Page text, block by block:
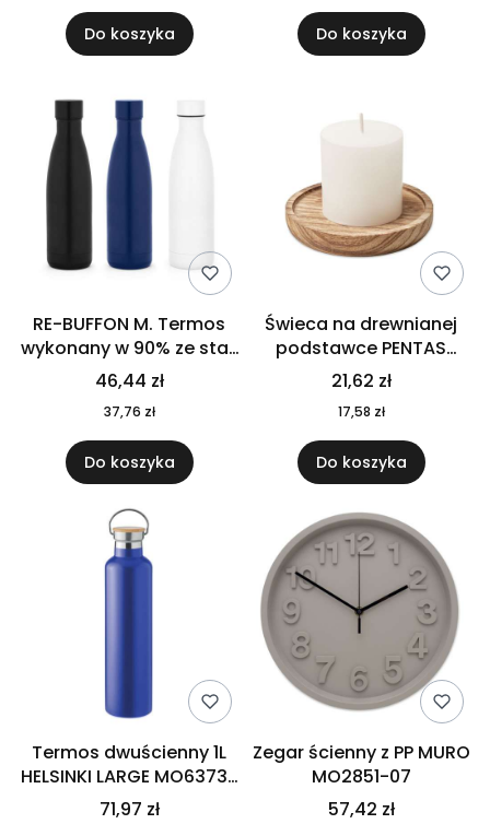
Do koszyka Do koszyka
RE-BUFFON M. Termos
wykonany w 90% ze stali
nierdzewnej
pochodzącej z
recyklingu 520 ml 94294
46,44 zł
37,76 zł
Do koszyka
Świeca na drewnianej
podstawce PENTAS
MO6282-40
21,62 zł
17,58 zł
Do koszyka
Termos dwuścienny 1L
HELSINKI LARGE MO6373-
04
71,97 zł
Zegar ścienny z PP MURO
MO2851-07
57,42 zł